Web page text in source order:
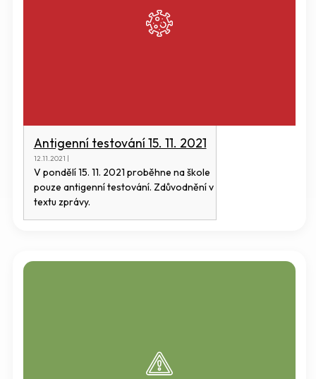
Antigenní testování 15. 11. 2021
12.11.2021 |
V pondělí 15. 11. 2021 proběhne na škole
pouze antigenní testování. Zdůvodnění v
textu zprávy.